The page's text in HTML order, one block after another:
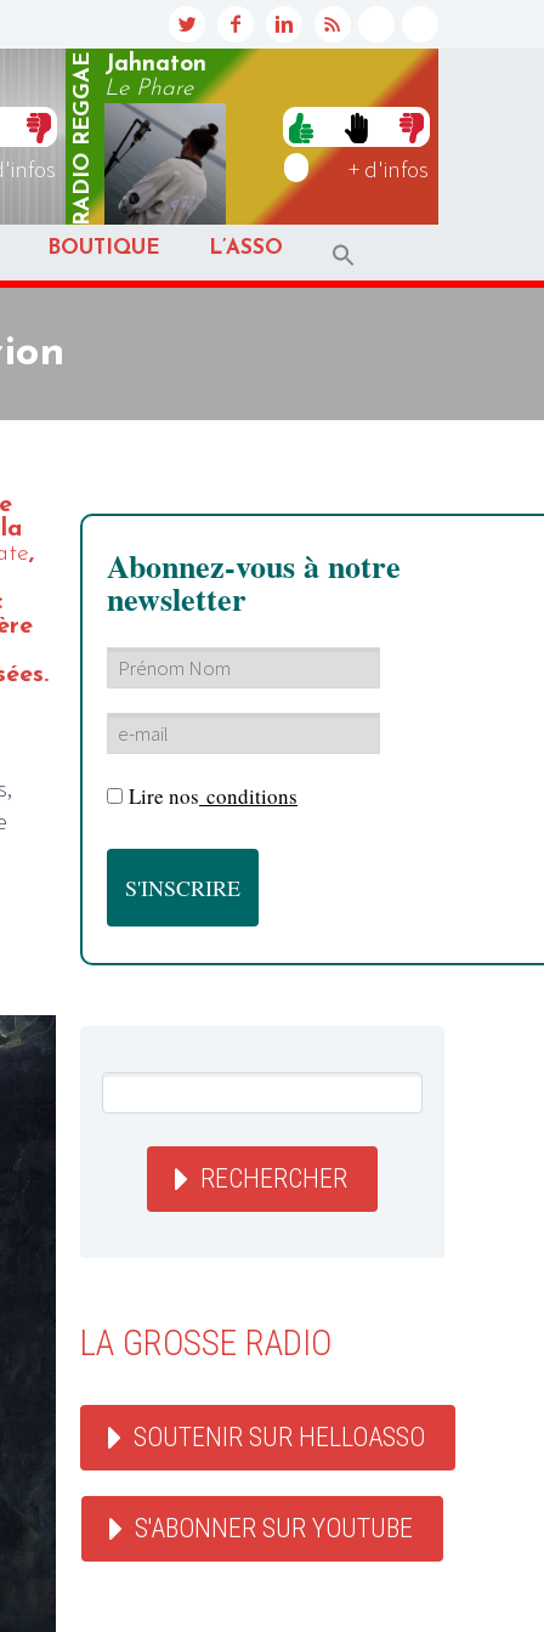
RADIO
REGGAE
Jahnaton
Le Phare
+ d'infos
BOUTIQUE L’ASSO
,
Abonnez-vous à notre
newsletter
Lire nos conditions
RECHERCHER
LA GROSSE RADIO
SOUTENIR SUR HELLOASSO
S'ABONNER SUR YOUTUBE